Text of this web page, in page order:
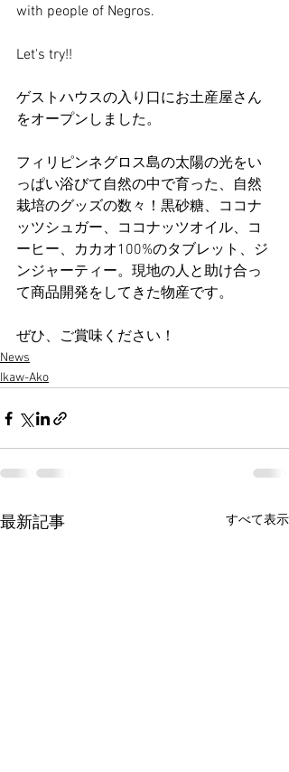
with people of Negros.
Let's try!!
ゲストハウスの入り口にお土産屋さん
をオープンしました。
フィリピンネグロス島の太陽の光をい
っぱい浴びて自然の中で育った、自然
栽培のグッズの数々！黒砂糖、ココナ
ッツシュガー、ココナッツオイル、コ
ーヒー、カカオ100%のタブレット、ジ
ンジャーティー。現地の人と助け合っ
て商品開発をしてきた物産です。
ぜひ、ご賞味ください！
News
Ikaw-Ako
最新記事 すべて表示